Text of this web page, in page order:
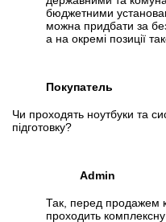
бюджетними
можна придбати за
а на окремі позиції
Покупатель
Чи проходять ноутбуки та
підготовку?
Admin
Так, перед продажем
проходить